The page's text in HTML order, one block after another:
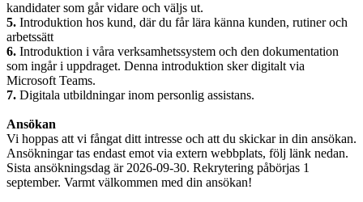
kandidater som går vidare och väljs ut.
5. Introduktion hos kund, där du får lära känna kunden, rutiner och
arbetssätt
6. Introduktion i våra verksamhetssystem och den dokumentation
som ingår i uppdraget. Denna introduktion sker digitalt via
Microsoft Teams.
7. Digitala utbildningar inom personlig assistans.
Ansökan
Vi hoppas att vi fångat ditt intresse och att du skickar in din ansökan.
Ansökningar tas endast emot via extern webbplats, följ länk nedan.
Sista ansökningsdag är 2026-09-30. Rekrytering påbörjas 1
september. Varmt välkommen med din ansökan!